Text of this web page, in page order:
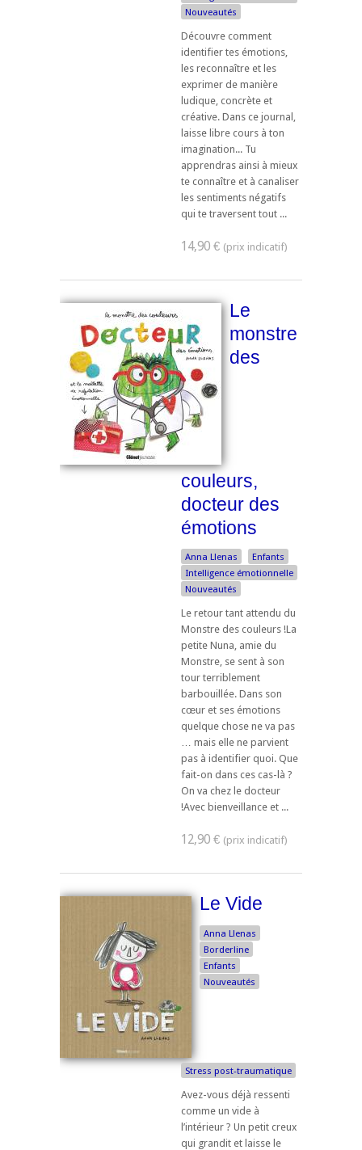
Nouveautés
Découvre comment
identifier tes émotions,
les reconnaître et les
exprimer de manière
ludique, concrète et
créative. Dans ce journal,
laisse libre cours à ton
imagination... Tu
apprendras ainsi à mieux
te connaître et à canaliser
les sentiments négatifs
qui te traversent tout ...
14,90 €
Le
monstre
des
couleurs,
docteur des
émotions
Anna Llenas
Enfants
Intelligence émotionnelle
Nouveautés
Le retour tant attendu du
Monstre des couleurs !La
petite Nuna, amie du
Monstre, se sent à son
tour terriblement
barbouillée. Dans son
cœur et ses émotions
quelque chose ne va pas
… mais elle ne parvient
pas à identifier quoi. Que
fait-on dans ces cas-là ?
On va chez le docteur
!Avec bienveillance et ...
12,90 €
Le Vide
Anna Llenas
Borderline
Enfants
Nouveautés
Stress post-traumatique
Avez-vous déjà ressenti
comme un vide à
l’intérieur ? Un petit creux
qui grandit et laisse le